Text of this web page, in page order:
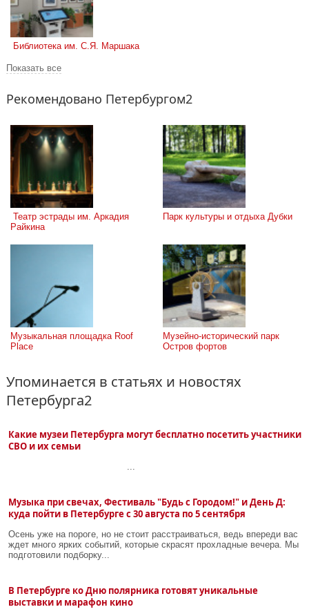
Библиотека им. С.Я. Маршака
Показать все
Рекомендовано Петербургом2
Райкина
Парк культуры и отдыха Дубки
Музыкальная площадка Roof
Place
Музейно-исторический парк
Остров фортов
Упоминается в статьях и новостях
Петербурга2
Какие музеи Петербурга могут бесплатно посетить участники
СВО и их семьи
...
Музыка при свечах, Фестиваль "Будь с Городом!" и День Д:
куда пойти в Петербурге с 30 августа по 5 сентября
Осень уже на пороге, но не стоит расстраиваться, ведь впереди вас
ждет много ярких событий, которые скрасят прохладные вечера. Мы
подготовили подборку...
В Петербурге ко Дню полярника готовят уникальные
выставки и марафон кино